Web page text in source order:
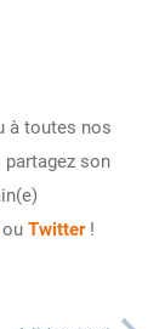
à toutes nos
partagez son
ou Twitter!